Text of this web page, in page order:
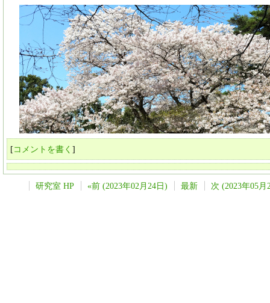
[コメントを書く ]
研究室 HP «前 (2023年02月24日) 最新 次 (2023年05月